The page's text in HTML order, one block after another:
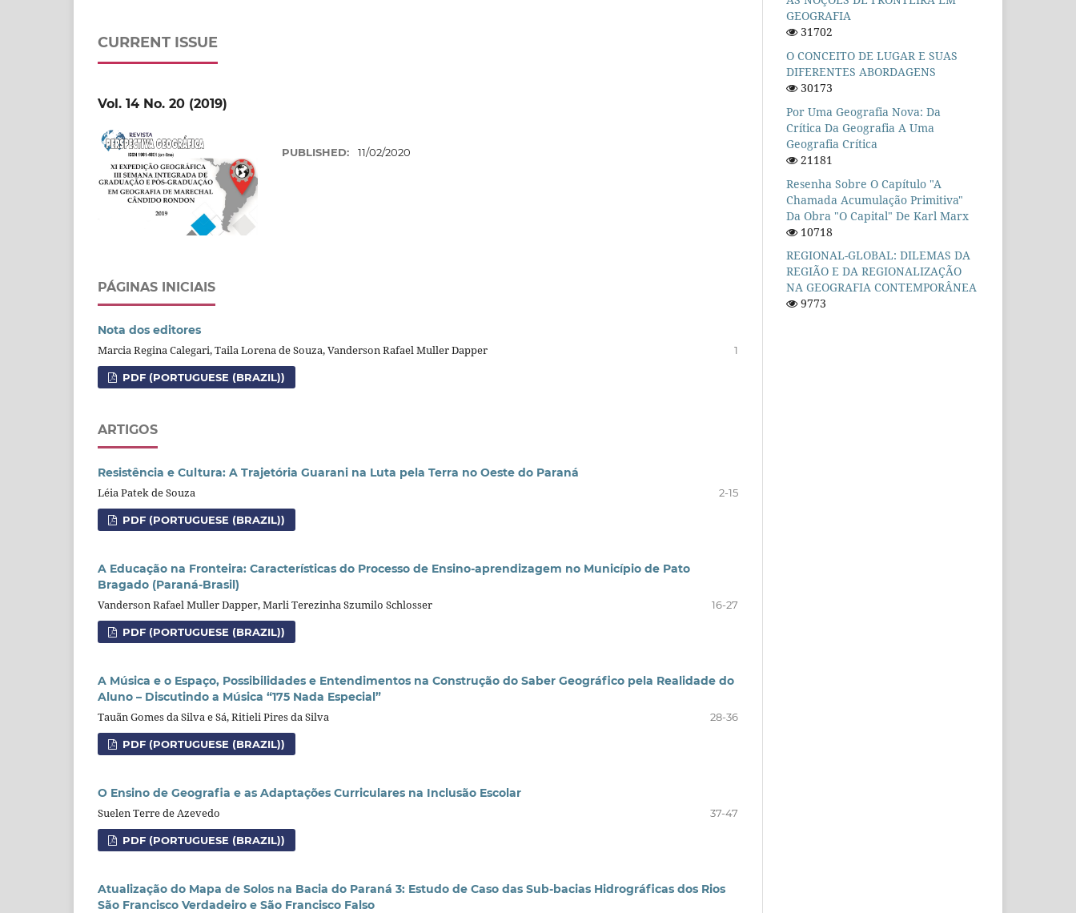
CURRENT ISSUE
Vol. 14 No. 20 (2019)
PUBLISHED: 11/02/2020
PÁGINAS INICIAIS
Nota dos editores
Marcia Regina Calegari, Taila Lorena de Souza, Vanderson Rafael Muller Dapper
1
PDF (PORTUGUESE (BRAZIL))
ARTIGOS
Resistência e Cultura: A Trajetória Guarani na Luta pela Terra no Oeste do Paraná
Léia Patek de Souza
2-15
PDF (PORTUGUESE (BRAZIL))
A Educação na Fronteira: Características do Processo de Ensino-aprendizagem no Município de Pato
Bragado (Paraná-Brasil)
Vanderson Rafael Muller Dapper, Marli Terezinha Szumilo Schlosser
16-27
PDF (PORTUGUESE (BRAZIL))
A Música e o Espaço, Possibilidades e Entendimentos na Construção do Saber Geográfico pela Realidade do
Aluno – Discutindo a Música “175 Nada Especial”
Tauãn Gomes da Silva e Sá, Ritieli Pires da Silva
28-36
PDF (PORTUGUESE (BRAZIL))
O Ensino de Geografia e as Adaptações Curriculares na Inclusão Escolar
Suelen Terre de Azevedo
37-47
PDF (PORTUGUESE (BRAZIL))
Atualização do Mapa de Solos na Bacia do Paraná 3: Estudo de Caso das Sub-bacias Hidrográficas dos Rios
São Francisco Verdadeiro e São Francisco Falso
GEOGRAFIA
31702
O CONCEITO DE LUGAR E SUAS
DIFERENTES ABORDAGENS
30173
Por Uma Geografia Nova: Da
Crítica Da Geografia A Uma
Geografia Crítica
21181
Resenha Sobre O Capítulo "A
Chamada Acumulação Primitiva"
Da Obra "O Capital" De Karl Marx
10718
REGIONAL-GLOBAL: DILEMAS DA
REGIÃO E DA REGIONALIZAÇÃO
NA GEOGRAFIA CONTEMPORÂNEA
9773